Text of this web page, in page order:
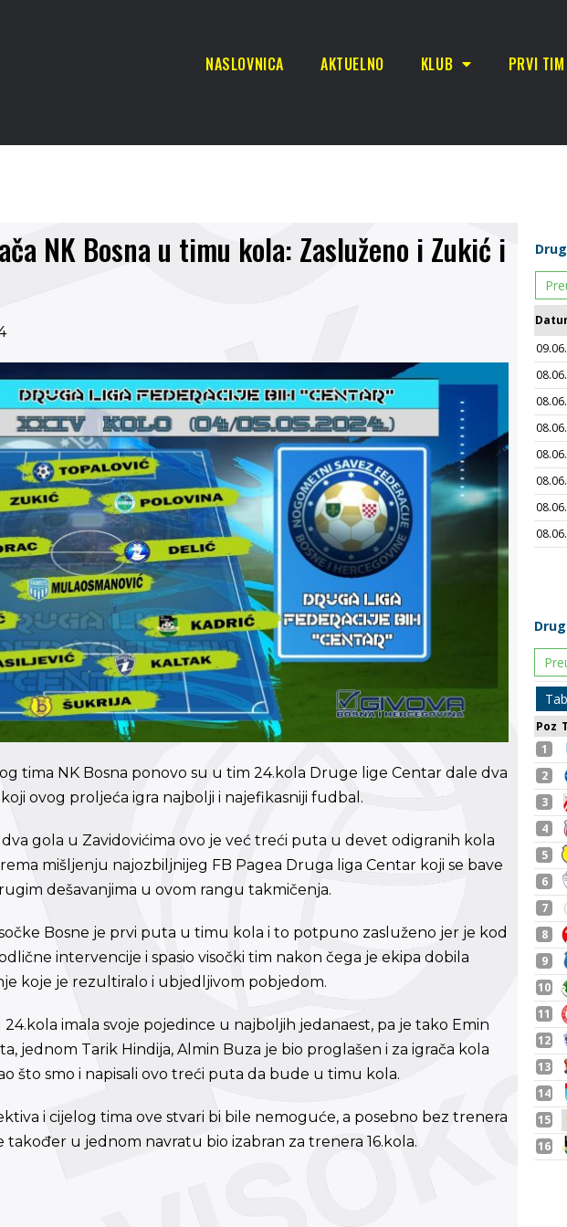
NASLOVNICA AKTUELNO KLUB PRVI TIM
NK Bosna u timu kola: Zasluženo i Zukić i
tima NK Bosna ponovo su u tim 24.kola Druge lige Centar dale dva
ovog proljeća igra najbolji i najefikasniji fudbal.
gola u Zavidovićima ovo je već treći puta u devet odigranih kola
mišljenju najozbiljnijeg FB Pagea Druga liga Centar koji se bave
dešavanjima u ovom rangu takmičenja.
Bosne je prvi puta u timu kola i to potpuno zasluženo jer je kod
intervencije i spasio visočki tim nakon čega je ekipa dobila
koje je rezultiralo i ubjedljivom pobjedom.
24.kola imala svoje pojedince u najboljih jedanaest, pa je tako Emin
jednom Tarik Hindija, Almin Buza je bio proglašen i za igrača kola
što smo i napisali ovo treći puta da bude u timu kola.
i cijelog tima ove stvari bi bile nemoguće, a posebno bez trenera
također u jednom navratu bio izabran za trenera 16.kola.